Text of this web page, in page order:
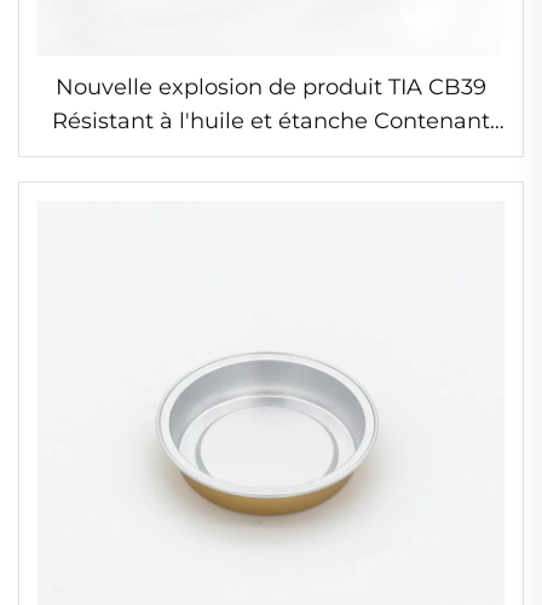
Nouvelle explosion de produit TIA CB39
Résistant à l'huile et étanche Contenant
en aluminium carré pour buffet
Alimentaire